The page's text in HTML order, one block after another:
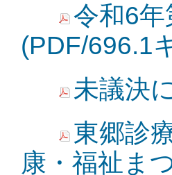
令和6
(PDF/696.1
未議決
東郷診
康・福祉ま